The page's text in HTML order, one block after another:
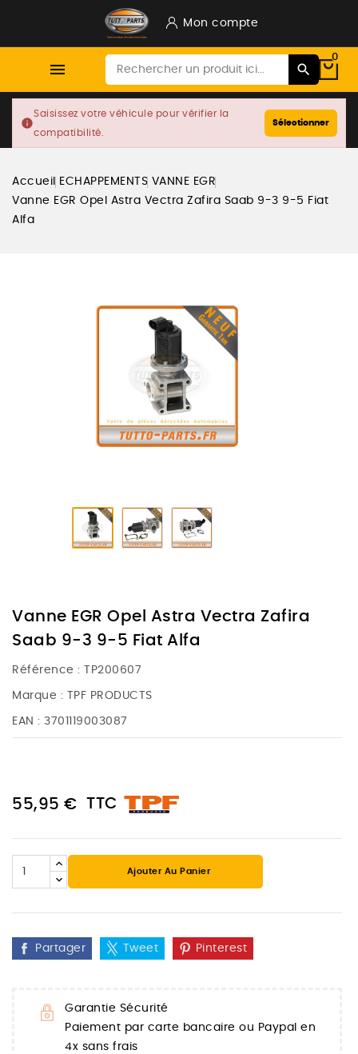
Mon compte

0
info
Saisissez votre véhicule pour vérifier la
compatibilité.
Sélectionner
Accueil ECHAPPEMENTS VANNE EGR
Vanne EGR Opel Astra Vectra Zafira Saab 9-3 9-5 Fiat
Alfa
Vanne EGR Opel Astra Vectra Zafira
Saab 9-3 9-5 Fiat Alfa
Référence : TP200607
Marque : TPF PRODUCTS
EAN : 3701119003087
55,95 € TTC
Ajouter Au Panier
Partager Tweet Pinterest
Garantie Sécurité
Paiement par carte bancaire ou Paypal en
4x sans frais